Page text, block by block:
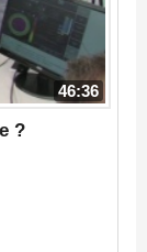
46:36
?